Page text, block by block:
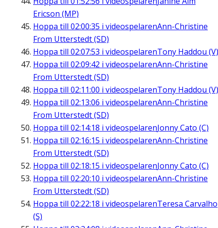
Ericson (MP)
Hoppa till 02:00:35 i videospelarenAnn-Christine
From Utterstedt (SD)
Hoppa till 02:07:53 i videospelarenTony Haddou (V)
Hoppa till 02:09:42 i videospelarenAnn-Christine
From Utterstedt (SD)
Hoppa till 02:11:00 i videospelarenTony Haddou (V)
Hoppa till 02:13:06 i videospelarenAnn-Christine
From Utterstedt (SD)
Hoppa till 02:14:18 i videospelarenJonny Cato (C)
Hoppa till 02:16:15 i videospelarenAnn-Christine
From Utterstedt (SD)
Hoppa till 02:18:15 i videospelarenJonny Cato (C)
Hoppa till 02:20:10 i videospelarenAnn-Christine
From Utterstedt (SD)
Hoppa till 02:22:18 i videospelarenTeresa Carvalho
(S)